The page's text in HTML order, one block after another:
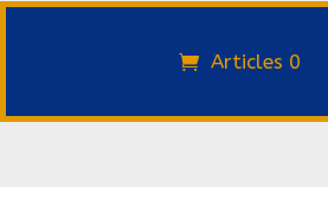
Articles 0